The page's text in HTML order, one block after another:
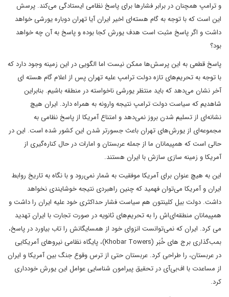
و ترامپ همچنان در برابر فشارها برای پاسخ نظامی ایستادگی می‌کند. پرسش
این است که با توجه به گام هسته‌ای اخیر ایران آیا تهران دوباره یورشی خواهد
داشت و اگر پاسخ مثبت است هدف یورش کجا بوده و پاسخ به آن چه خواهد
بود؟
پاسخ قطعی به این پرسش‌ها ممکن نیست اما الگویی در این زمینه وجود دارد که
با توجه به تحریم‌های تازه دولت ترامپ علیه تهران پس از اعلام گام هسته ای
آخر نشان می‌دهد که باید منتظر یورشی ناخواسته در منطقه باشیم. بنابراین
شاهدیم که سیاست دولت ترامپ نتیجه وارونه به همراه دارد. ایران هیچ
نشانه‌ای از تسلیم شدن بروز نمی‌دهد و امتناع آمریکا از پاسخ نظامی به
مجموعه‌ای از یورش‌های تهران باعث جسورتر شدن این کشور شده است. این در
حالی است که همپیمانان ما از جمله عربستان و امارات در حال کناره‌گیری از
آمریکا و زمینه سازی سازش با ایران هستند.
این به هیچ عنوان برای آمریکا موفقیت به شمار نمی‌رود و با نگاه به تاریخ روابط
ایران و آمریکا می‌توان فهمید که چنین راهبردی نتیجه خوشایندی نخواهد
داشت. دولت بیل کلینتون هم سیاست فشار حداکثری خود علیه ایران را داشت و
همپیمانان منطقه‌ای‌اش را به تحریم‌های ثانویه در صورت تجارت با ایران تهدید
می کرد. ایران که نمی‌توانست انزوای خود از همسایگانش را تاب بیاورد در پاسخ،
بمب‌گذاری برج های خُبَر (Khobar Towers)، پایگاه نظامی نیروهای آمریکایی
در عربستان، را طراحی کرد. عربستان حتی از ترس وقوع جنگ بین آمریکا و ایران
از مساعدت با اف‌بی‌آی در تحقیق پیرامون شناسایی عوامل این یورش خودداری
کرد.